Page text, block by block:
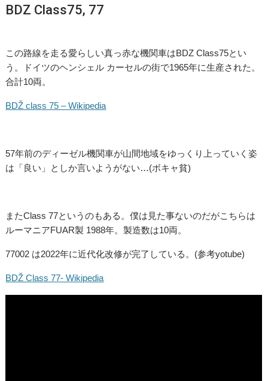
BDZ Class75, 77
この路線を走る愛らしい真っ赤な機関車はBDZ Class75とい
う。ドイツのヘンシェル カーセルの街で1965年に生産された。
合計10両。
BDŽ class 75 – Wikipedia
57年前のディーゼル機関車が山間地域をゆっくり上っていく姿
は「良い」としか言いようがない…(ボキャ貧)
またClass 77というのもある。僕は見た事ないのだがこちらは
ルーマニアFUAR製 1988年。製造数は10両。
77002 は2022年に近代化改修が完了している。(参考yotube)
BDŽ Class 77- Wikipedia